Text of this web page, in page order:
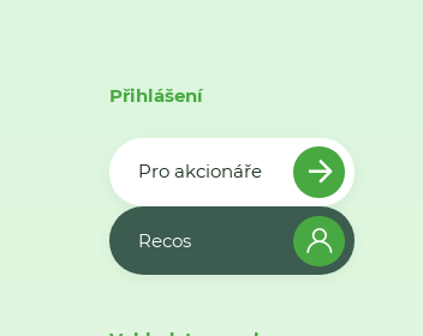
Přihlášení
Pro akcionáře
Recos